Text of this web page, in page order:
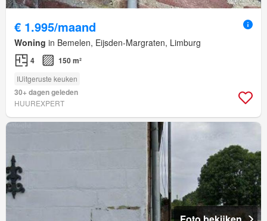
€ 1.995/maand
Woning in Bemelen, Eijsden-Margraten, Limburg
4 150 m²
IUitgeruste keuken
30+ dagen geleden
HUUREXPERT